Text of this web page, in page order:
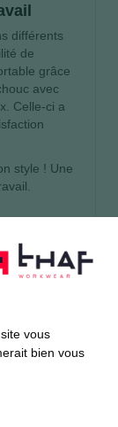
différents
de
grâce
avec
Celle-ci a
style ! Une
Workwear